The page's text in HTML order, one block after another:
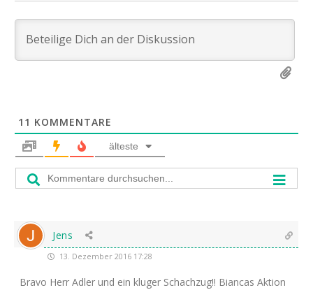
11 KOMMENTARE
älteste
Jens
13. Dezember 2016 17:28
Bra­vo Herr Adler und ein klu­ger Schach­zug!! Bian­cas Akti­on